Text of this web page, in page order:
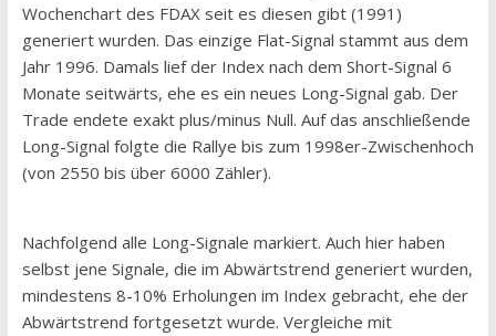
Wochenchart des FDAX seit es diesen gibt (1991)
generiert wurden. Das einzige Flat-Signal stammt aus dem
Jahr 1996. Damals lief der Index nach dem Short-Signal 6
Monate seitwärts, ehe es ein neues Long-Signal gab. Der
Trade endete exakt plus/minus Null. Auf das anschließende
Long-Signal folgte die Rallye bis zum 1998er-Zwischenhoch
(von 2550 bis über 6000 Zähler).
Nachfolgend alle Long-Signale markiert. Auch hier haben
selbst jene Signale, die im Abwärtstrend generiert wurden,
mindestens 8-10% Erholungen im Index gebracht, ehe der
Abwärtstrend fortgesetzt wurde. Vergleiche mit